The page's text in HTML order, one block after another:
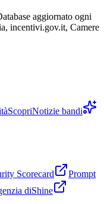
aggiornato ogni
incentivi.gov.it, Camere
ScopriNotizie bandi
Scorecard
Prompt
diShine